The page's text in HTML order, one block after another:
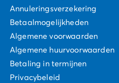
Annuleringsverzekering
Betaalmogelijkheden
Algemene voorwaarden
Algemene huurvoorwaarden
Betaling in termijnen
Privacybeleid